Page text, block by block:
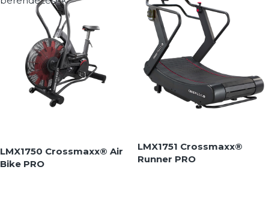
MEGNÉZEM MEGNÉZEM
LMX1750 Crossmaxx® Air
Bike PRO
LMX1751 Crossmaxx®
Runner PRO